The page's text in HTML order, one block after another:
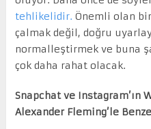
tehlikelidir. Önemli olan
çalmak değil, doğru
normalleştirmek ve buna
çok daha rahat olacak.
Snapchat ve Instagram’ın
Alexander Fleming’le